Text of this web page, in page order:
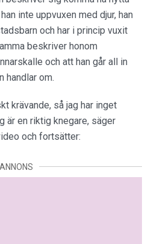
inte uppvuxen med djur, han
och har i princip vuxit
beskriver honom
och att han går all in
handlar om.
krävande, så jag har inget
är en riktig knegare, säger
och fortsätter:
ANNONS